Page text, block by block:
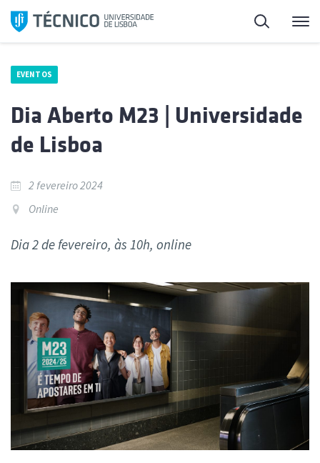
Saltar
para
Pesquisa
EVENTOS
Dia Aberto M23 | Universidade
de Lisboa
2 fevereiro 2024
Online
Dia 2 de fevereiro, às 10h, online